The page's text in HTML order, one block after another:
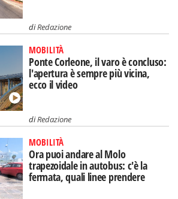
diRedazione
MOBILITÀ
Ponte Corleone, il varo è concluso:
l'apertura è sempre più vicina,
ecco il video
diRedazione
MOBILITÀ
Ora puoi andare al Molo
trapezoidale in autobus: c'è la
fermata, quali linee prendere